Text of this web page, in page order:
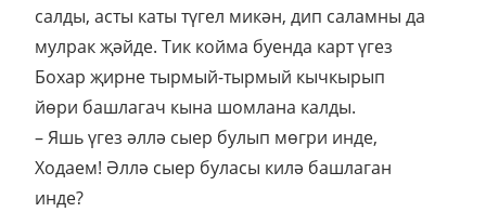
салды, асты каты түгел микән, дип саламны да
мулрак җәйде. Тик койма буенда карт үгез
Бохар җирне тырмый-тырмый кычкырып
йөри башлагач кына шомлана калды.
– Яшь үгез әллә сыер булып мөгри инде,
Ходаем! Әллә сыер буласы килә башлаган
инде?